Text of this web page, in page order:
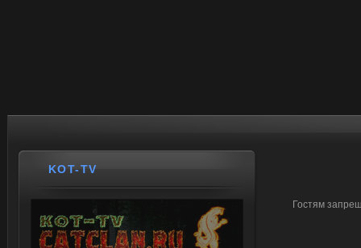
Гостям
KOT-TV